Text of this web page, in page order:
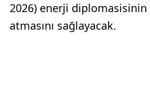
2026) enerji
atmasını sağlayacak.